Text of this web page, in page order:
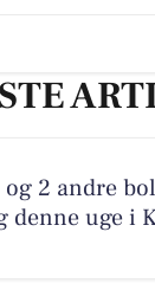
2 andre
denne uge i